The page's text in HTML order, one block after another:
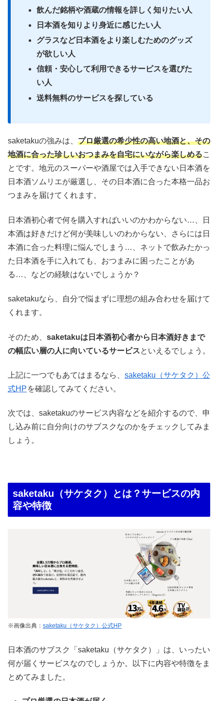
飲んだ銘柄や酒蔵の情報を詳しく知りたい人
日本酒を知りより身近に感じたい人
グラスなど日本酒をより楽しむためのグッズ
が欲しい人
信頼・安心して利用できるサービスを選びた
い人
送料無料のサービスを探している
saketakuの強みは、 プロ厳選の希少性の高い地酒と、その
地酒に合った珍しいおつまみを自宅にいながら楽しめるこ
とです。地元のスーパーや酒屋では入手できない日本酒を
日本酒ソムリエが厳選し、その日本酒に合った本格一品お
つまみを届けてくれます。
日本酒初心者で何を購入すればいいのかわからない…、日
本酒は好きだけど何が美味しいのわからない、さらには日
本酒に合った料理に悩んでしまう…、ネットで飲みたかっ
た日本酒を手に入れても、おつまみに困ったことがあ
る…、などの経験はないでしょうか？
saketakuなら、自分で悩まずに理想の組み合わせを届けて
くれます。
そのため、 saketakuは日本酒初心者から日本酒好きまで
の幅広い層の人に向いているサービスといえるでしょう。
上記に一つでもあてはまるなら、 saketaku（サケタク）公
式HP を確認してみてください。
次では、saketakuのサービス内容などを紹介するので、申
し込み前に自分向けのサブスクなのかをチェックしてみま
しょう。
saketaku（サケタク）とは？サービスの内
容や特徴
※画像出典： saketaku（サケタク）公式HP
日本酒のサブスク「saketaku（サケタク）」は、いったい
何が届くサービスなのでしょうか。以下に内容や特徴をま
とめてみました。